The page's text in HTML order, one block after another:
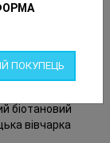
ПОКУПЕЦЬ
біотановий